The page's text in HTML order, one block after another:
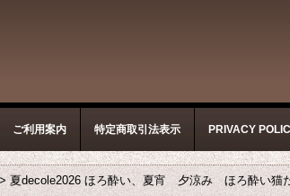
ご利用案内 特定商取引法表示 PRIVACY
> 夏decole2026 ほろ酔い、夏宵 夕涼み ほろ酔い猫